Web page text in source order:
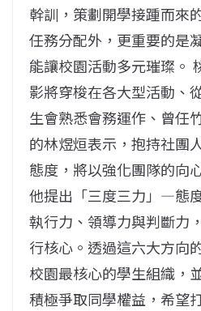
幹訓，策劃開學接踵而來
任務分配外，更重要的是
能讓校園活動多元璀璨。
影將穿梭在各大型活動、
生會熟悉會務運作、曾任
的林煜烜表示，抱持社團
態度，將以強化團隊的向
他提出「三度三力」—態
執行力、領導力與判斷力
行核心。透過這六大方向
校園最核心的學生組織，
積極爭取同學權益，希望